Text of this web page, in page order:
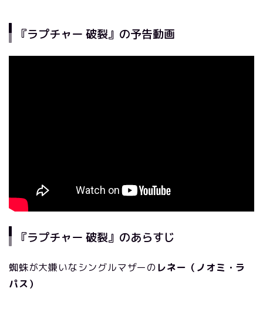
『ラプチャー 破裂』の予告動画
『ラプチャー 破裂』のあらすじ
蜘蛛が大嫌いなシングルマザーのレネー（ノオミ・ラ
パス）